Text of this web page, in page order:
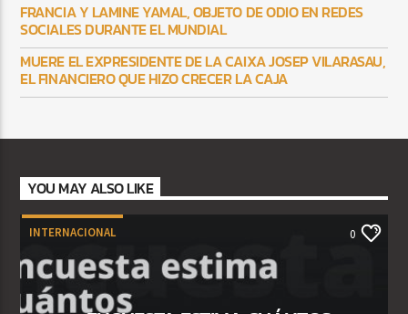
FRANCIA Y LAMINE YAMAL, OBJETO DE ODIO EN REDES
SOCIALES DURANTE EL MUNDIAL
MUERE EL EXPRESIDENTE DE LA CAIXA JOSEP VILARASAU,
EL FINANCIERO QUE HIZO CRECER LA CAJA
YOU MAY ALSO LIKE
INTERNACIONAL 0